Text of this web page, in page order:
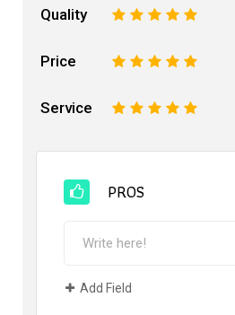
Quality 5
4
3
2
Price 5
4
3
2
Service 5
4
3
2
PROS
Add Field